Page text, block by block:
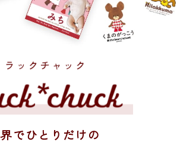
でひとりだけの